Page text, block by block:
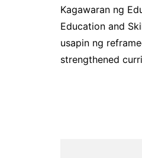
Kagawaran ng
Education and
usapin ng
strengthened